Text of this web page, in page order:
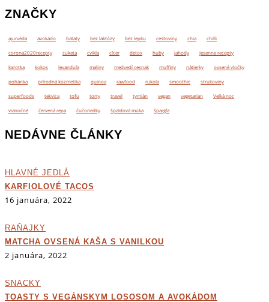
ZNAČKY
ajurvéda avokádo bataty bez laktózy bez lepku cestoviny chia chilli
corona2020recepty cuketa cvikla cícer detox huby jahody jesenne recepty
karotka kokos levanduľa maliny medvedí cesnak muffiny nátierky ovsené vločky
pohánka prírodná kozmetika quinoa rawfood rukola smoothie strukoviny
superfoods tekvica tofu torty travel tymián vegan vegetarian Veľká noc
vianočné červená repa čučoriedky špaldová múka špargľa
NEDÁVNE ČLÁNKY
HLAVNÉ JEDLÁ
KARFIOLOVÉ TACOS
16 januára, 2022
RAŇAJKY
MATCHA OVSENÁ KAŠA S VANILKOU
2 januára, 2022
SNACKY
TOASTY S VEGÁNSKYM LOSOSOM A AVOKÁDOM